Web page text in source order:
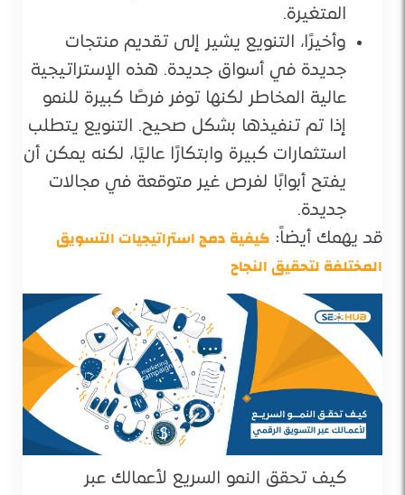
المتغيرة.
وأخيرًا، التنويع يشير إلى تقديم منتجات
جديدة في أسواق جديدة. هذه الإستراتيجية
عالية المخاطر لكنها توفر فرصًا كبيرة للنمو
إذا تم تنفيذها بشكل صحيح. التنويع يتطلب
استثمارات كبيرة وابتكارًا عاليًا، لكنه يمكن أن
يفتح أبوابًا لفرص غير متوقعة في مجالات
جديدة.
قد يهمك أيضاً: كيفية دمج استراتيجيات التسويق
المختلفة لتحقيق النجاح
كيف تحقق النمو السريع لأعمالك عبر